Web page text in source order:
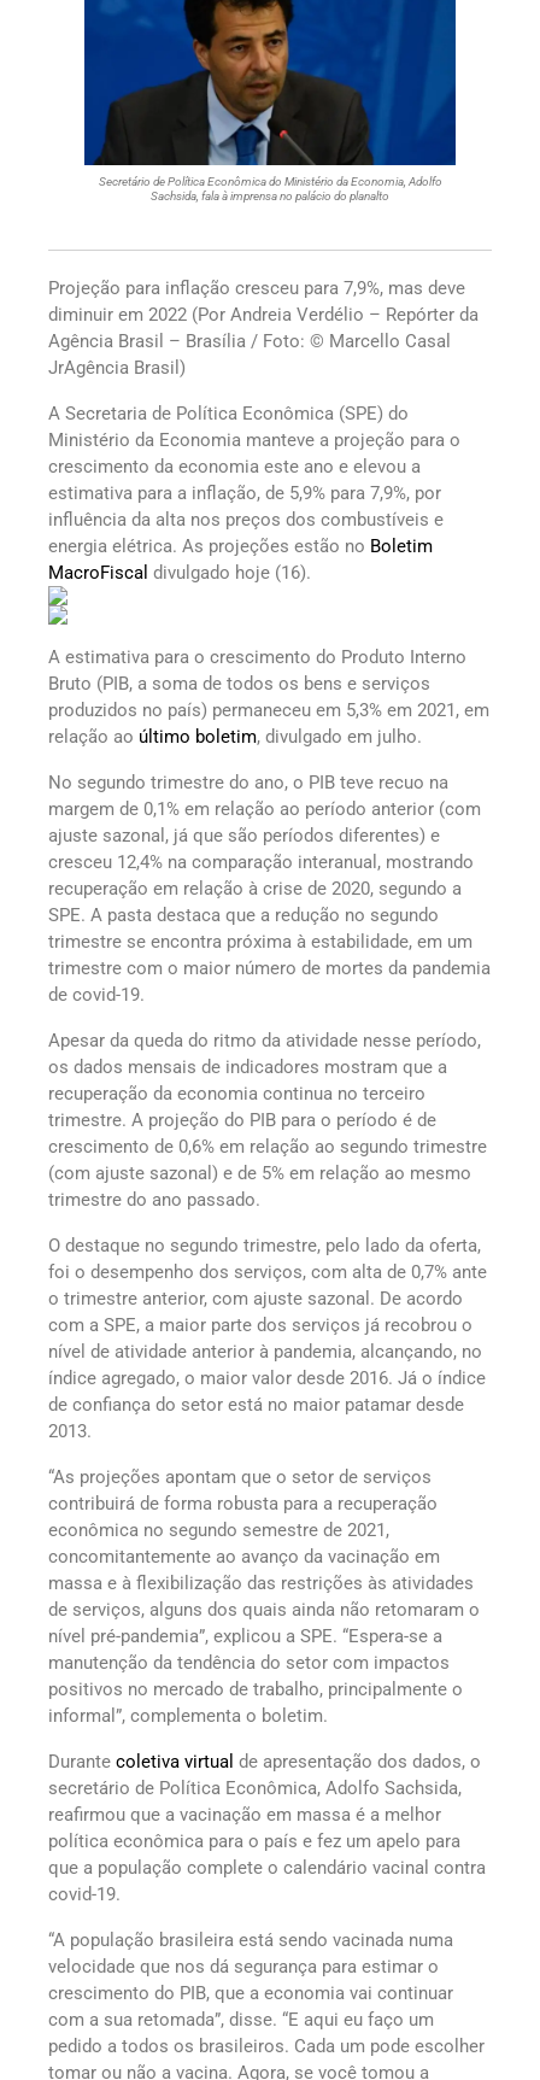
Secretário de Política Econômica do Ministério da Economia, Adolfo
Sachsida, fala à imprensa no palácio do planalto
Projeção para inflação cresceu para 7,9%, mas deve
diminuir em 2022 (Por Andreia Verdélio – Repórter da
Agência Brasil – Brasília / Foto: © Marcello Casal
JrAgência Brasil)
A Secretaria de Política Econômica (SPE) do
Ministério da Economia manteve a projeção para o
crescimento da economia este ano e elevou a
estimativa para a inflação, de 5,9% para 7,9%, por
influência da alta nos preços dos combustíveis e
energia elétrica. As projeções estão no Boletim
MacroFiscal divulgado hoje (16).
A estimativa para o crescimento do Produto Interno
Bruto (PIB, a soma de todos os bens e serviços
produzidos no país) permaneceu em 5,3% em 2021, em
relação ao último boletim, divulgado em julho.
No segundo trimestre do ano, o PIB teve recuo na
margem de 0,1% em relação ao período anterior (com
ajuste sazonal, já que são períodos diferentes) e
cresceu 12,4% na comparação interanual, mostrando
recuperação em relação à crise de 2020, segundo a
SPE. A pasta destaca que a redução no segundo
trimestre se encontra próxima à estabilidade, em um
trimestre com o maior número de mortes da pandemia
de covid-19.
Apesar da queda do ritmo da atividade nesse período,
os dados mensais de indicadores mostram que a
recuperação da economia continua no terceiro
trimestre. A projeção do PIB para o período é de
crescimento de 0,6% em relação ao segundo trimestre
(com ajuste sazonal) e de 5% em relação ao mesmo
trimestre do ano passado.
O destaque no segundo trimestre, pelo lado da oferta,
foi o desempenho dos serviços, com alta de 0,7% ante
o trimestre anterior, com ajuste sazonal. De acordo
com a SPE, a maior parte dos serviços já recobrou o
nível de atividade anterior à pandemia, alcançando, no
índice agregado, o maior valor desde 2016. Já o índice
de confiança do setor está no maior patamar desde
2013.
“As projeções apontam que o setor de serviços
contribuirá de forma robusta para a recuperação
econômica no segundo semestre de 2021,
concomitantemente ao avanço da vacinação em
massa e à flexibilização das restrições às atividades
de serviços, alguns dos quais ainda não retomaram o
nível pré-pandemia”, explicou a SPE. “Espera-se a
manutenção da tendência do setor com impactos
positivos no mercado de trabalho, principalmente o
informal”, complementa o boletim.
Durante coletiva virtual de apresentação dos dados, o
secretário de Política Econômica, Adolfo Sachsida,
reafirmou que a vacinação em massa é a melhor
política econômica para o país e fez um apelo para
que a população complete o calendário vacinal contra
covid-19.
“A população brasileira está sendo vacinada numa
velocidade que nos dá segurança para estimar o
crescimento do PIB, que a economia vai continuar
com a sua retomada”, disse. “E aqui eu faço um
pedido a todos os brasileiros. Cada um pode escolher
tomar ou não a vacina. Agora, se você tomou a